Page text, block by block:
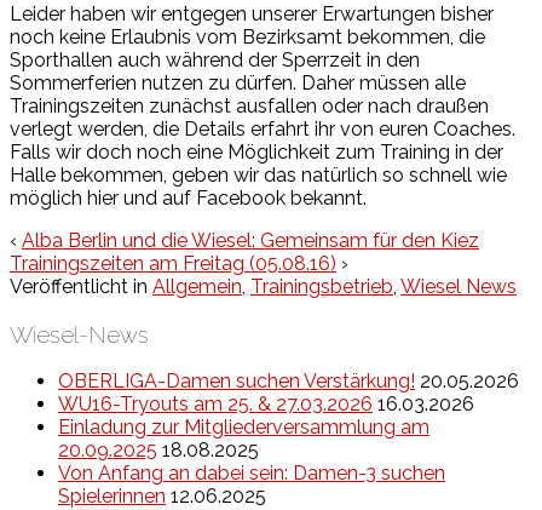
Leider haben wir entgegen unserer Erwartungen bisher
noch keine Erlaubnis vom Bezirksamt bekommen, die
Sporthallen auch während der Sperrzeit in den
Sommerferien nutzen zu dürfen. Daher müssen alle
Trainingszeiten zunächst ausfallen oder nach draußen
verlegt werden, die Details erfahrt ihr von euren Coaches.
Falls wir doch noch eine Möglichkeit zum Training in der
Halle bekommen, geben wir das natürlich so schnell wie
möglich hier und auf Facebook bekannt.
‹ Alba Berlin und die Wiesel: Gemeinsam für den Kiez
Trainingszeiten am Freitag (05.08.16) ›
Veröffentlicht in Allgemein, Trainingsbetrieb, Wiesel News
Wiesel-News
OBERLIGA-Damen suchen Verstärkung! 20.05.2026
WU16-Tryouts am 25. & 27.03.2026 16.03.2026
Einladung zur Mitgliederversammlung am
20.09.2025 18.08.2025
Von Anfang an dabei sein: Damen-3 suchen
Spielerinnen 12.06.2025